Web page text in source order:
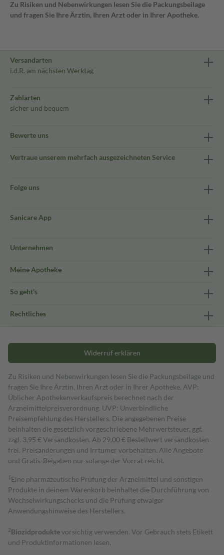
Zu Risiken und Nebenwirkungen lesen Sie die Packungsbeilage
und fragen Sie Ihre Ärztin, Ihren Arzt oder in Ihrer Apotheke.
Versandarten
i.d.R. am nächsten Werktag
Zahlarten
sicher und bequem
Bewerte uns
Vertraue unserem mehrfach ausgezeichneten Service
Folge uns
Sanicare App
Unternehmen
Meine Apotheke
So geht's
Rechtliches
Widerruf erklären
Zu Risiken und Nebenwirkungen lesen Sie die Packungsbeilage und
fragen Sie Ihre Ärztin, Ihren Arzt oder in Ihrer Apotheke. AVP:
Üblicher Apothekenverkaufspreis berechnet nach der
Arzneimittelpreisverordnung. UVP: Unverbindliche
Preisempfehlung des Herstellers. Die angegebenen Preise
beinhalten die gesetzlich vorgeschriebene Mehrwertsteuer, ggf.
zzgl. 3,95 € Versandkosten. Ab 29,00 € Bestell­wert versand­kosten­
frei. Preisänderungen und Irrtümer vorbehalten. Alle Angebote
und Gratis-Beigaben nur solange der Vorrat reicht.
1 Eine pharmazeutische Prüfung der Arzneimittel und sonstigen
Produkte in deinem Warenkorb beinhaltet die Durchführung von
Wechselwirkungschecks und die Prüfung etwaiger
Anwendungshinweise des Herstellers.
2Biozidproduktevorsichtig verwenden. Vor Gebrauch stets Etikett
und Produktinformationen lesen.